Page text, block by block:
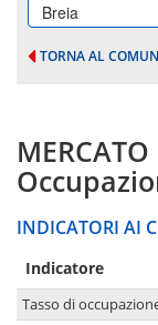
Breia
TORNA AL
INDICATORI AI
Indicatore
Tasso di